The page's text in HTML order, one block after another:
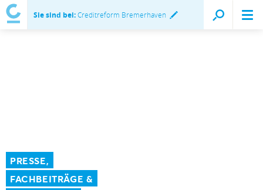
Sie sind bei:Creditreform Bremerhaven
PRESSE,
FACHBEITRÄGE &